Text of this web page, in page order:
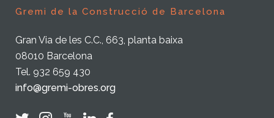
Gremi de la Construcció de Barcelona
Gran Via de les C.C., 663, planta baixa
08010 Barcelona
Tel. 932 659 430
info@gremi-obres.org